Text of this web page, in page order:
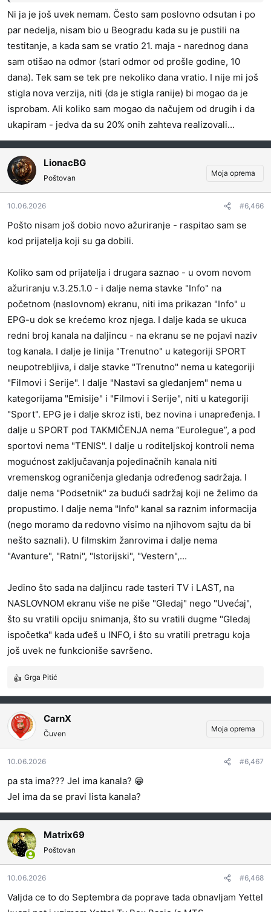
Ni ja je još uvek nemam. Često sam poslovno odsutan i po
par nedelja, nisam bio u Beogradu kada su je pustili na
testitanje, a kada sam se vratio 21. maja - narednog dana
sam otišao na odmor (stari odmor od prošle godine, 10
dana). Tek sam se tek pre nekoliko dana vratio. I nije mi još
stigla nova verzija, niti (da je stigla ranije) bi mogao da je
isprobam. Ali koliko sam mogao da načujem od drugih i da
ukapiram - jedva da su 20% onih zahteva realizovali...
LionacBG
Poštovan
Moja oprema
10.06.2026 #6,466
Pošto nisam još dobio novo ažuriranje - raspitao sam se
kod prijatelja koji su ga dobili.
Koliko sam od prijatelja i drugara saznao - u ovom novom
ažuriranju v.3.25.1.0 - i dalje nema stavke "Info" na
početnom (naslovnom) ekranu, niti ima prikazan "Info" u
EPG-u dok se krećemo kroz njega. I dalje kada se ukuca
redni broj kanala na daljincu - na ekranu se ne pojavi naziv
tog kanala. I dalje je linija "Trenutno" u kategoriji SPORT
neupotrebljiva, i dalje stavke "Trenutno" nema u kategoriji
"Filmovi i Serije". I dalje "Nastavi sa gledanjem" nema u
kategorijama "Emisije" i "Filmovi i Serije", niti u kategoriji
"Sport". EPG je i dalje skroz isti, bez novina i unapređenja. I
dalje u SPORT pod TAKMIČENJA nema “Eurolegue”, a pod
sportovi nema "TENIS". I dalje u roditeljskoj kontroli nema
mogućnost zaključavanja pojedinačnih kanala niti
vremenskog ograničenja gledanja određenog sadržaja. I
dalje nema "Podsetnik" za budući sadržaj koji ne želimo da
propustimo. I dalje nema "Info" kanal sa raznim informacija
(nego moramo da redovno visimo na njihovom sajtu da bi
nešto saznali). U filmskim žanrovima i dalje nema
"Avanture", "Ratni", "Istorijski", "Vestern",...
Jedino što sada na daljincu rade tasteri TV i LAST, na
NASLOVNOM ekranu više ne piše "Gledaj" nego "Uvećaj",
što su vratili opciju snimanja, što su vratili dugme "Gledaj
ispočetka" kada uđeš u INFO, i što su vratili pretragu koja
još uvek ne funkcioniše savršeno.
R
e
a
g
o
v
a
n
a
:
Grga Pitić
CarnX
Čuven
Moja oprema
10.06.2026 #6,467
pa sta ima??? Jel ima kanala? 😁
Jel ima da se pravi lista kanala?
Matrix69
Poštovan
10.06.2026 #6,468
Valjda ce to do Septembra da poprave tada obnavljam Yettel